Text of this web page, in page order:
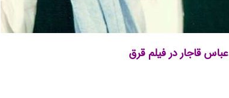
عباس قاجار در فیلم قرق